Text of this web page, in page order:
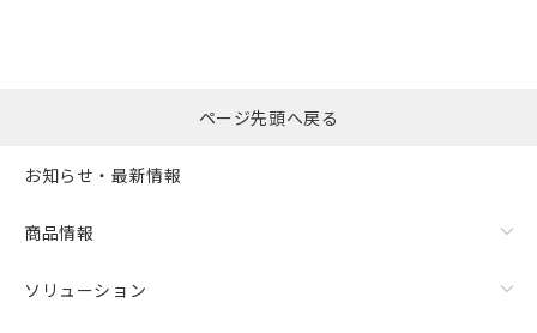
ページ先頭へ戻る
お知らせ・最新情報
商品情報
ソリューション